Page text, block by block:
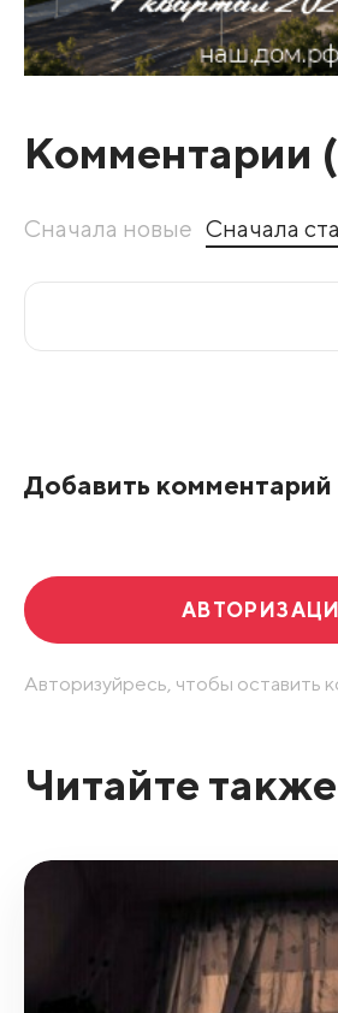
Комментарии (
Сначала новые Сначала
Добавить комментарий
Авторизуйресь, чтобы оставить
Читайте также